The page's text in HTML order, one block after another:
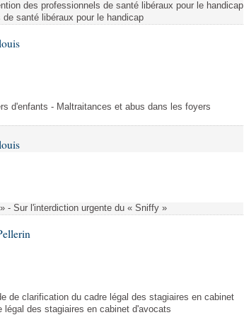
des professionnels de santé libéraux pour le handicap
santé libéraux pour le handicap
d'enfants - Maltraitances et abus dans les foyers
- Sur l'interdiction urgente du « Sniffy »
de clarification du cadre légal des stagiaires en cabinet
des stagiaires en cabinet d'avocats